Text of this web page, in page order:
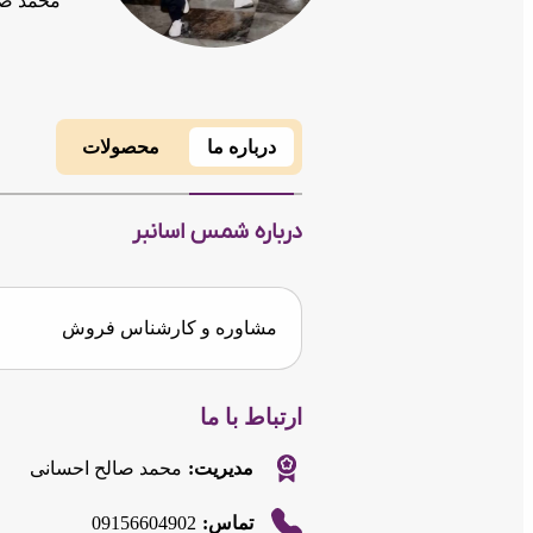
درباره ما محصولات
درباره شمس اسانبر
مشاوره و کارشناس فروش
ارتباط با ما
مدیریت: محمد صالح احسانی
تماس: 09156604902